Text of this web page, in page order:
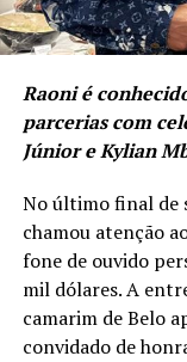
moderno que
negócio precisam
um setor de
contribuindo
economia
ampliar o
experiência
afirmou o
Raoni é
parcerias com
Júnior e Kylian
No último final de
chamou atenção
fone de ouvido
mil dólares. A
camarim de Belo
convidado de